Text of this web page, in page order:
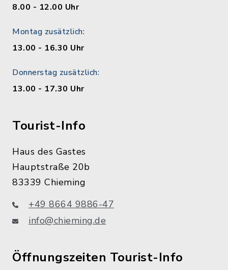
8.00 - 12.00 Uhr
Montag zusätzlich:
13.00 - 16.30 Uhr
Donnerstag zusätzlich:
13.00 - 17.30 Uhr
Tourist-Info
Haus des Gastes
Hauptstraße 20b
83339 Chieming
+49 8664 9886-47
info@chieming.de
Öffnungszeiten Tourist-Info